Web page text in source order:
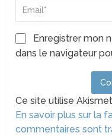
Enregistrer mon
dans le navigateur
Ce site utilise
En savoir plus sur la
commentaires sont